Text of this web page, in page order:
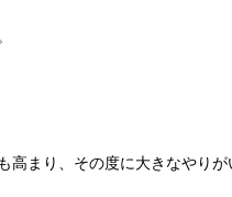
高まり、その度に大きなやり